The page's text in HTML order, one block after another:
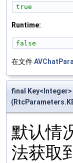
true
Runtime:
false
在文件
final Key<Integer>
默认情
法获取